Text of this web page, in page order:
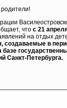
что с 21
на отдых
создаваемые в
Санкт-Петербурга.